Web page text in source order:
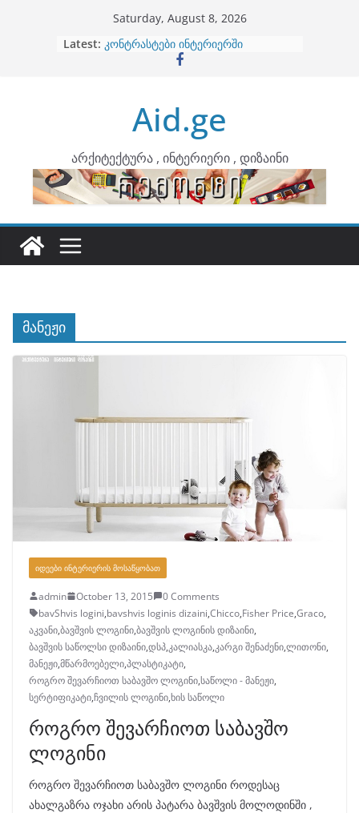
Saturday, August 8, 2026
Latest: ბინების გაერთიანება
კონტრასტები ინტერიერში
ინტერიერის დიზიანი
არტემიდი წარმოგიდგენთ
Aid.ge
არქიტექტურა , ინტერიერი , დიზაინი
მანეჟი
ᲘᲓᲔᲔᲑᲘ ᲘᲜᲢᲔᲠᲘᲔᲠᲘᲡ ᲛᲝᲡᲐᲬᲧᲝᲑᲐᲗ
admin October 13, 2015
0 Comments
bavShvis logini,bavshvis loginis dizaini,Chicco,Fisher Price,Graco,
აკვანი,ბავშვის ლოგინი,ბავშვის ლოგინის დიზაინი,
ბავშვის საწოლსი დიზაინი,დსპ,კალიასკა,კარგი შენაძენი,ლითონი,
მანეჟი,მწარმოებელი,პლასტიკატი,
როგრო შევარჩიოთ საბავშო ლოგინი,საწოლი - მანეჟი,
სერტიფიკატი,ჩვილის ლოგინი,ხის საწოლი
როგრო შევარჩიოთ საბავშო
ლოგინი
როგრო შევარჩიოთ საბავშო ლოგინი როდესაც
ახალგაზრა ოჯახი არის პატარა ბავშვის მოლოდინში ,